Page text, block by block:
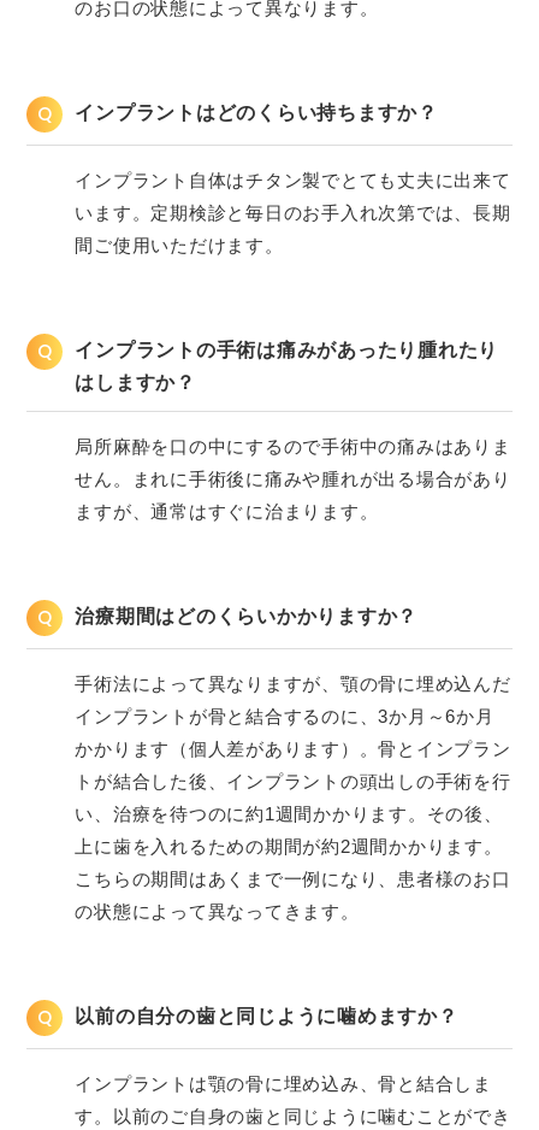
のお口の状態によって異なります。
Q インプラントはどのくらい持ちますか？
インプラント自体はチタン製でとても丈夫に出来て
います。定期検診と毎日のお手入れ次第では、長期
間ご使用いただけます。
Q
インプラントの手術は痛みがあったり腫れたり
はしますか？
局所麻酔を口の中にするので手術中の痛みはありま
せん。まれに手術後に痛みや腫れが出る場合があり
ますが、通常はすぐに治まります。
Q 治療期間はどのくらいかかりますか？
手術法によって異なりますが、顎の骨に埋め込んだ
インプラントが骨と結合するのに、3か月～6か月
かかります（個人差があります）。骨とインプラン
トが結合した後、インプラントの頭出しの手術を行
い、治療を待つのに約1週間かかります。その後、
上に歯を入れるための期間が約2週間かかります。
こちらの期間はあくまで一例になり、患者様のお口
の状態によって異なってきます。
Q 以前の自分の歯と同じように噛めますか？
インプラントは顎の骨に埋め込み、骨と結合しま
す。以前のご自身の歯と同じように噛むことができ